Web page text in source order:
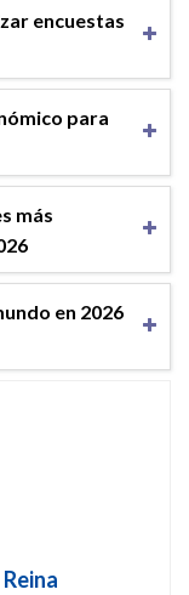
encuestas
para
más
en 2026